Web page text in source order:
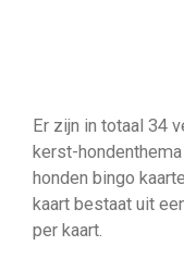
Er zijn in totaal 34
kerst-
honden bingo
kaart bestaat uit
per kaart.